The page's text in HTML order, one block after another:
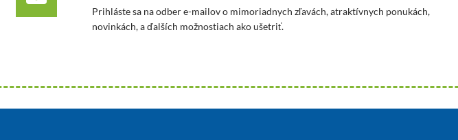
Prihláste sa na odber e-mailov o mimoriadnych zľavách, atraktívnych ponukách,
novinkách, a ďalších možnostiach ako ušetriť.